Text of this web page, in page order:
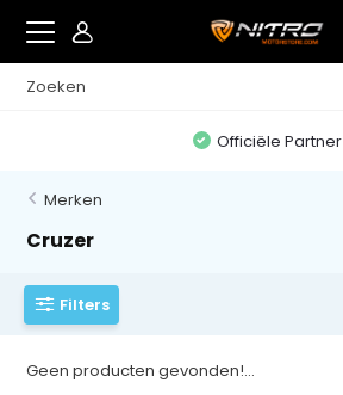
Officiële Partner
Merken
Cruzer
Filters
Geen producten gevonden!...